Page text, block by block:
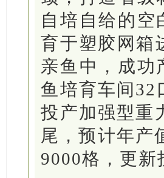
自培自给的空
育于塑胶网箱
亲鱼中，成功
鱼培育车间32
投产加强型重
尾，预计年产
9000格，更